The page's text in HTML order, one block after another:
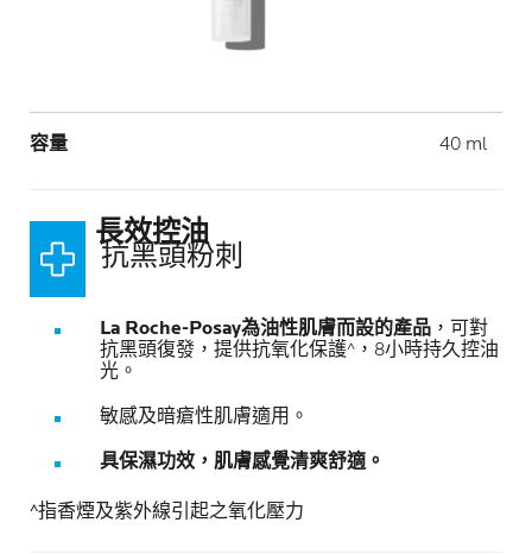
容量 Volume
40 ml
長效控油
​ 抗黑頭粉刺​
La Roche-Posay為油性肌膚而設的產品 ，可對
抗黑頭復發，提供抗氧化保護^，8小時持久控油
光。​
敏感及暗瘡性肌膚適用。​
具保濕功效，肌膚感覺清爽舒適。​
^指香煙及紫外線引起之氧化壓力​